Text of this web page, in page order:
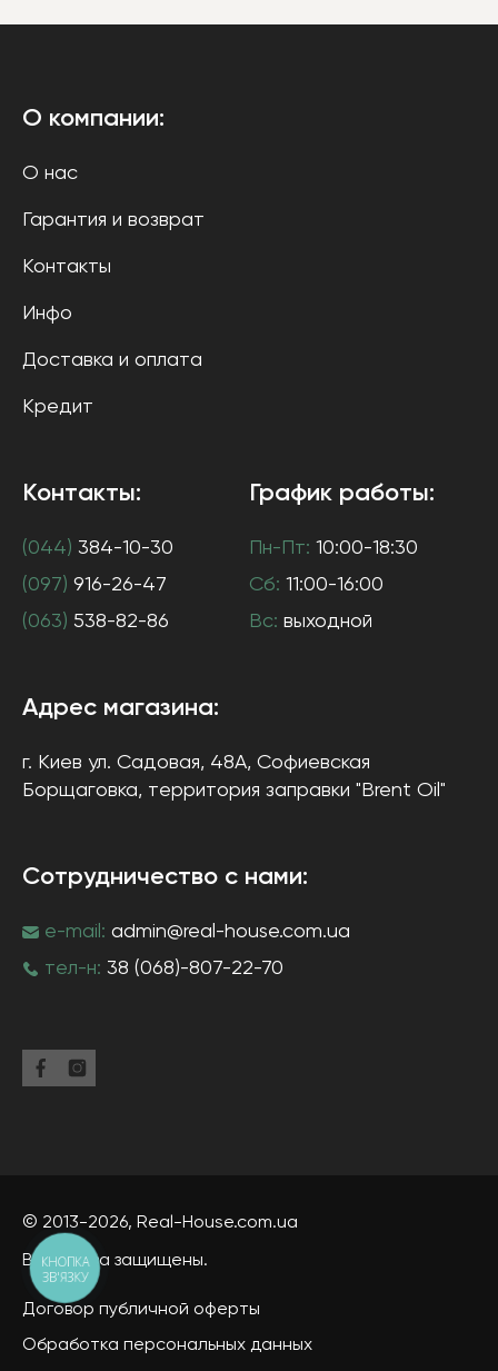
О компании:
О нас
Гарантия и возврат
Контакты
Инфо
Доставка и оплата
Кредит
Контакты:
(044) 384-10-30
(097) 916-26-47
(063) 538-82-86
График работы:
Пн-Пт: 10:00-18:30
Сб: 11:00-16:00
Вс: выходной
Адрес магазина:
г. Киев ул. Садовая, 48А, Софиевская
Борщаговка, территория заправки "Brent Oil"
Сотрудничество с нами:
e-mail: admin@real-house.com.ua
тел-н: 38 (068)-807-22-70
© 2013-2026, Real-House.com.ua
Все права защищены.
Договор публичной оферты
Обработка персональных данных
КНОПКА
ЗВ'ЯЗКУ